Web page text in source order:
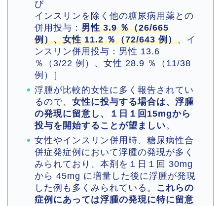
び
インスリンを除く他の糖尿病用薬との
併用投与： 男性 3.9 ％（26/665
例）、女性 11.2 ％（72/643 例）、イ
ンスリン併用投与：男性 13.6
％（3/22 例）、女性 28.9 ％（11/38
例）］
浮腫が比較的女性に多く報告されてい
るので、 女性に投与する場合は、浮腫
の発現に留意し、１日１回15mgから
投与を開始することが望ましい。
女性やインスリン併用時、糖尿病性合
併症発症例において浮腫の発現が多く
みられており、本剤を１日１回 30mg
から 45mg に増量した後に浮腫が発現
した例も多くみられている。 これらの
症例にあっては浮腫の発現に特に留意